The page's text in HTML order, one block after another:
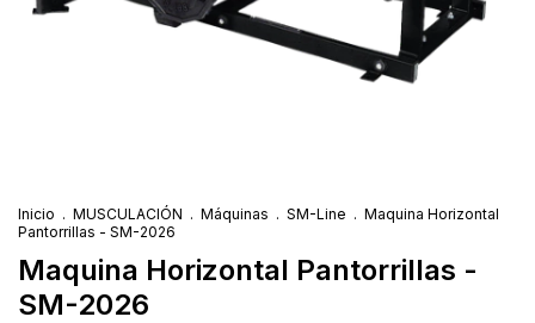
Inicio . MUSCULACIÓN . Máquinas . SM-Line . Maquina Horizontal
Pantorrillas - SM-2026
Maquina Horizontal Pantorrillas -
SM-2026